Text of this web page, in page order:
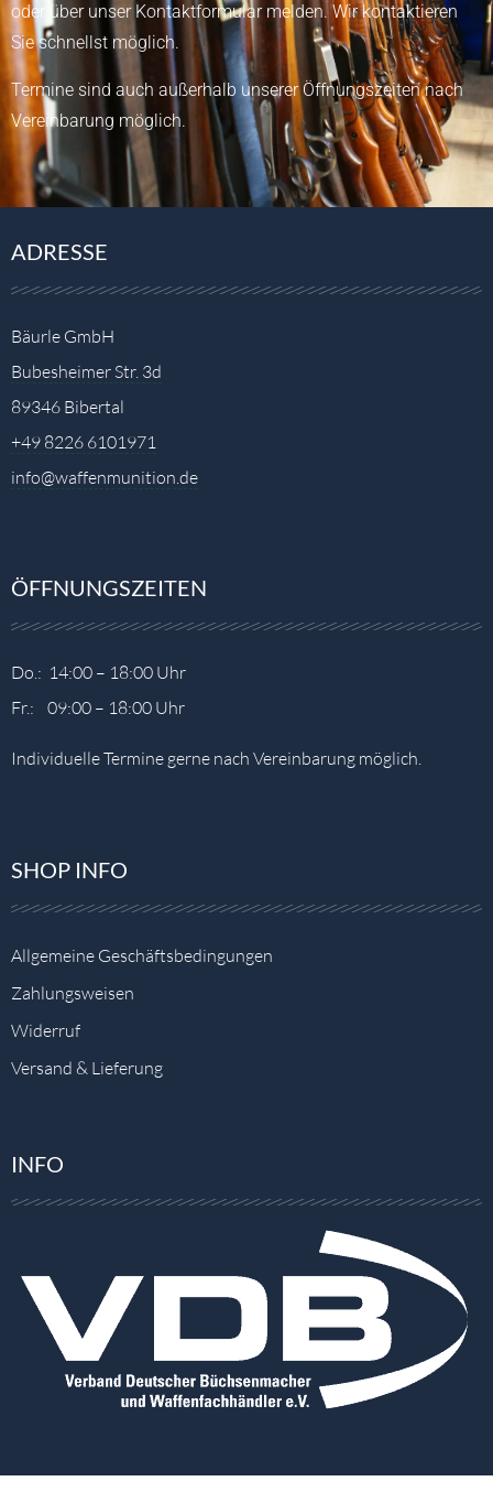
oder über unser Kontaktformularmelden.Wir kontaktieren
Sie schnellst möglich.
Termine sind auch außerhalb unserer Öffnungszeiten nach
Vereinbarung möglich.
ADRESSE
Bäurle GmbH
Bubesheimer Str. 3d
89346 Bibertal
+49 8226 6101971
info@waffenmunition.de
ÖFFNUNGSZEITEN
Do.: 14:00 – 18:00 Uhr
Fr.: 09:00 – 18:00 Uhr
Individuelle Termine gerne nach Vereinbarung möglich.
SHOP INFO
Allgemeine Geschäftsbedingungen
Zahlungsweisen
Widerruf
Versand & Lieferung
INFO